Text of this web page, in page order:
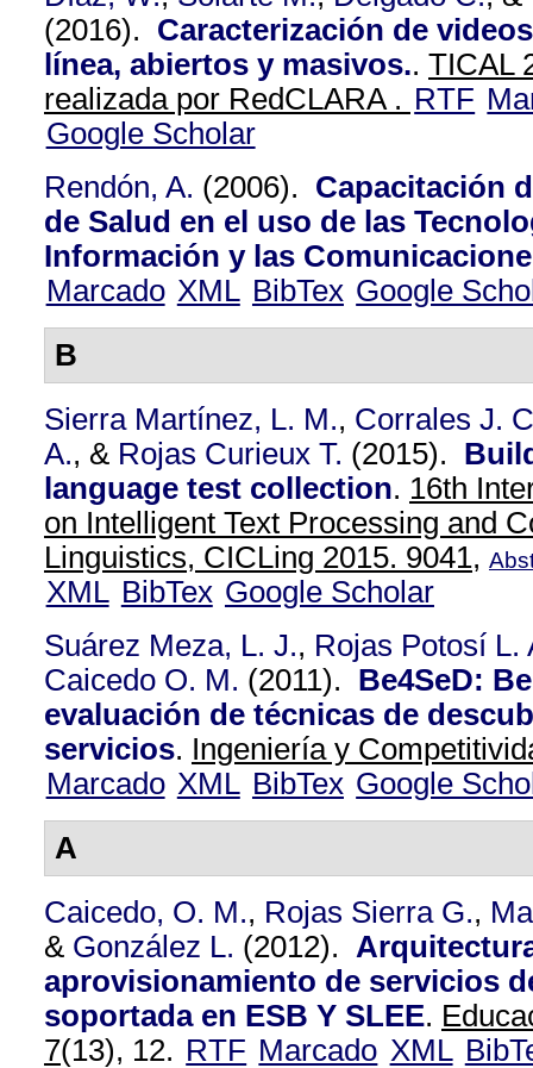
(2016). Caracterización de
línea, abiertos y masivos.. TICAL
realizada por RedCLARA . RTF
Google Scholar
Rendón, A. (2006). Capacitación
de Salud en el uso de las
Información y las
Marcado XML BibTex Google
B
Sierra Martínez, L. M., Corrales J.
A., & Rojas Curieux T. (2015).
language test collection. 16th
on Intelligent Text Processing and
Linguistics, CICLing 2015. 9041,
XML BibTex Google Scholar
Suárez Meza, L. J., Rojas Potosí L.
Caicedo O. M. (2011). Be4SeD:
evaluación de técnicas de
servicios. Ingeniería y
Marcado XML BibTex Google
A
Caicedo, O. M., Rojas Sierra G.,
& González L. (2012).
aprovisionamiento de servicios
soportada en ESB Y SLEE.
7(13), 12. RTF Marcado XML